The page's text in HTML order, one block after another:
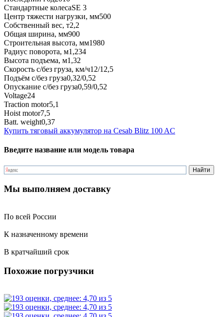
Стандартные колесаSE 3
Центр тяжести нагрузки, мм500
Собственный вес, т2,2
Общая ширина, мм900
Строительная высота, мм1980
Радиус поворота, м1,234
Высота подъема, м1,32
Скорость с/без груза, км/ч12/12,5
Подъём с/без груза0,32/0,52
Опускание с/без груза0,59/0,52
Voltage24
Traction motor5,1
Hoist motor7,5
Batt. weight0,37
Купить тяговый аккумулятор на Cesab Blitz 100 AC
Введите название или модель товара
Мы выполняем доставку
По всей России
К назначенному времени
В кратчайший срок
Похожие погрузчики